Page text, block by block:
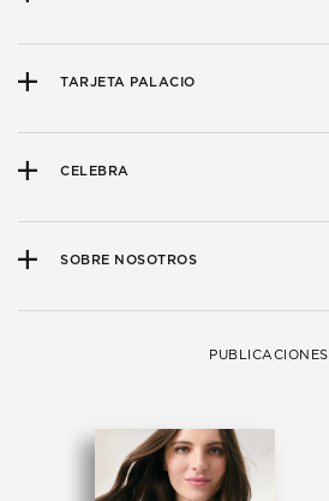
TARJETA PALACIO
CELEBRA
SOBRE NOSOTROS
PUBLICACIONES